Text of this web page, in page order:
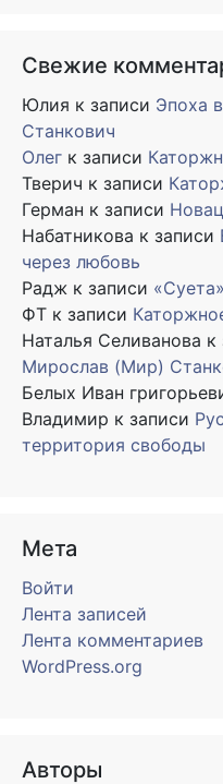
Свежие
Юлия к записи Эпоха
Станкович
Олег к записи
Тверич к записи
Герман к записи
Набатникова к записи
через любовь
Радж к записи
ФТ к записи
Наталья Селиванова к
Мирослав (Мир)
Белых Иван
Владимир к записи
территория свободы
Мета
Войти
Лента записей
Лента комментариев
WordPress.org
Авторы